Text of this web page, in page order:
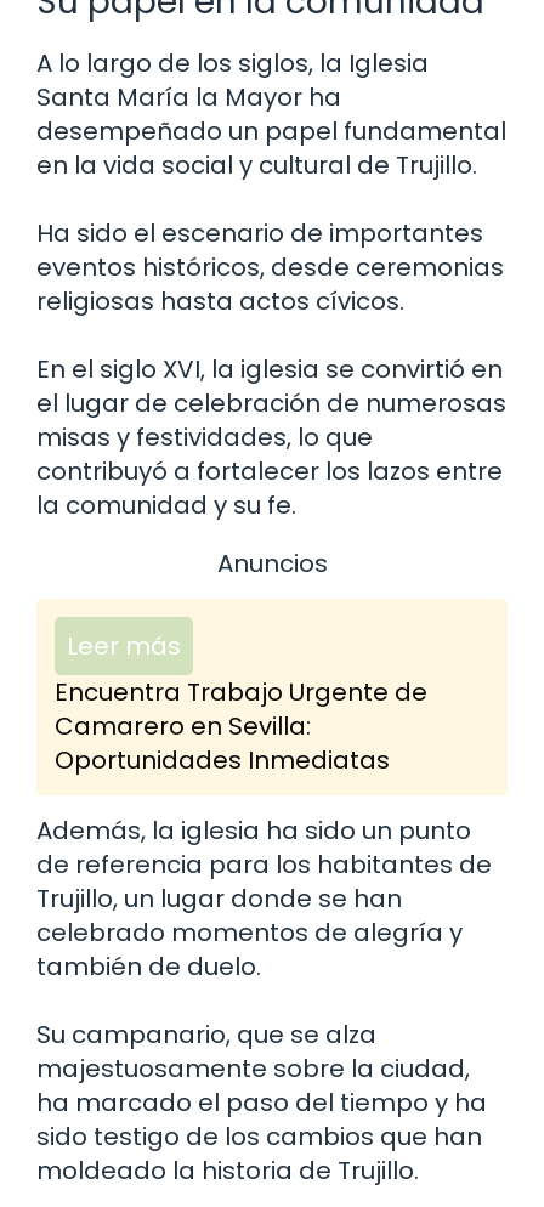
A lo largo de los siglos, la Iglesia
Santa María la Mayor ha
desempeñado un papel fundamental
en la vida social y cultural de Trujillo.
Ha sido el escenario de importantes
eventos históricos, desde ceremonias
religiosas hasta actos cívicos.
En el siglo XVI, la iglesia se convirtió en
el lugar de celebración de numerosas
misas y festividades, lo que
contribuyó a fortalecer los lazos entre
la comunidad y su fe.
Anuncios
Leer más
Encuentra Trabajo Urgente de
Camarero en Sevilla:
Oportunidades Inmediatas
Además, la iglesia ha sido un punto
de referencia para los habitantes de
Trujillo, un lugar donde se han
celebrado momentos de alegría y
también de duelo.
Su campanario, que se alza
majestuosamente sobre la ciudad,
ha marcado el paso del tiempo y ha
sido testigo de los cambios que han
moldeado la historia de Trujillo.